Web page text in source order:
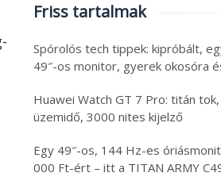
Friss tartalmak
Spórolós tech tippek: kipróbált,
49″-os monitor, gyerek okosóra
Huawei Watch GT 7 Pro: titán
üzemidő, 3000 nites kijelző
Egy 49″-os, 144 Hz-es
000 Ft-ért – itt a TITAN ARMY